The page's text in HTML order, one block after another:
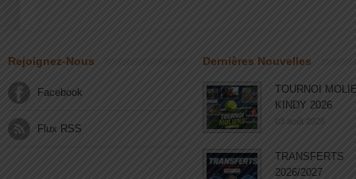
Rejoignez-Nous
Facebook
Flux RSS
Dernières Nouvelles
TOURNOI
KINDY 2026
03 août 2026
TRANSFERTS
2026/2027